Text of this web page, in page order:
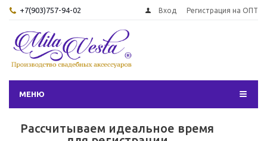
+7(903)757-94-02 Вход Регистрация на ОПТ
МЕНЮ
Рассчитываем идеальное время